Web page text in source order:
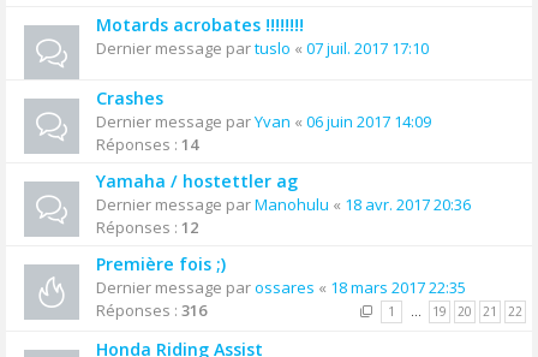
Motards acrobates !!!!!!!!
Dernier message partuslo « 07 juil. 2017 17:10
Crashes
Dernier message parYvan « 06 juin 2017 14:09
Réponses : 14
Yamaha / hostettler ag
Dernier message parManohulu « 18 avr. 2017 20:36
Réponses : 12
Première fois ;)
Dernier message parossares « 18 mars 2017 22:35
Réponses : 316 1 … 19 20 21 22
Honda Riding Assist